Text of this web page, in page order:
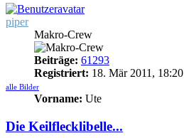
piper
Makro-Crew
Beiträge: 61293
Registriert: 18. Mär 2011, 18:20
alle Bilder
Vorname: Ute
Die Keilflecklibelle...